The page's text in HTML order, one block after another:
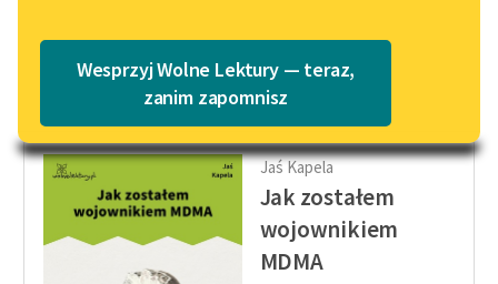
Lektury szkolne i klasyka
literatury do słuchania dla
uczennic i uczniów z
niepełnosprawnościami
E-kolekcja lektur
szkolnych i literatury do
słuchania dla uczennic i
Katalog w formacie PDF
Wesprzyj Wolne Lektury — teraz,
zanim zapomnisz
Czytaj więcej
Jaś Kapela
Jak zostałem
wojownikiem
MDMA